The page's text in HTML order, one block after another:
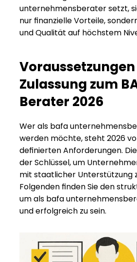
unternehmensberater setzt,
nur finanzielle Vorteile,
und Qualität auf höchstem
Zulassung zum
Berater 2026
Wer als bafa
werden möchte, steht 2026
definierten Anforderungen.
der Schlüssel, um
mit staatlicher Unterstützung
Folgenden finden Sie den
um als bafa
und erfolgreich zu sein.